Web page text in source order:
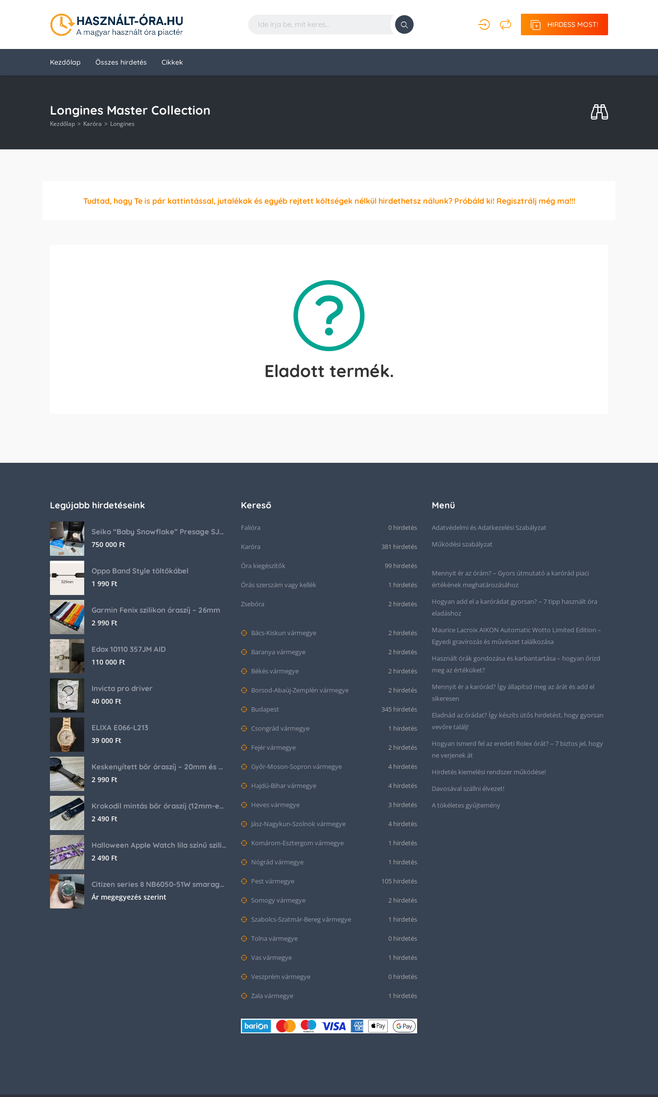
HIRDESS MOST!
Kezdőlap Összes hirdetés Cikkek
Longines Master Collection
Kezdőlap Karóra Longines
Tudtad, hogy Te is pár kattintással, jutalékok és egyéb rejtett költségek nélkül hirdethetsz nálunk? Próbáld ki! Regisztrálj még ma!!!
Eladott termék.
Legújabb hirdetéseink
Seiko “Baby Snowflake” Presage SJE073J1/SARA015 Limited Edition
750 000 Ft
Oppo Band Style töltőkábel
1 990 Ft
Garmin Fenix szilikon óraszíj – 26mm
2 990 Ft
Edox 10110 357JM AID
110 000 Ft
Invicta pro driver
40 000 Ft
ELIXA E066-L213
39 000 Ft
Keskenyített bőr óraszíj – 20mm és 22mm méretben
2 990 Ft
Krokodil mintás bőr óraszíj (12mm-es befogóval rendelkező órához)
2 490 Ft
Halloween Apple Watch lila színű szilikon óraszíj
2 490 Ft
Citizen series 8 NB6050-51W smaragd színű számlappal
Ár megegyezés szerint
Kereső
Falióra 0 hirdetés
Karóra 381 hirdetés
Óra kiegészítők 99 hirdetés
Órás szerszám vagy kellék 1 hirdetés
Zsebóra 2 hirdetés
Bács-Kiskun vármegye 2 hirdetés
Baranya vármegye 2 hirdetés
Békés vármegye 2 hirdetés
Borsod-Abaúj-Zemplén vármegye 2 hirdetés
Budapest 345 hirdetés
Csongrád vármegye 1 hirdetés
Fejér vármegye 2 hirdetés
Győr-Moson-Sopron vármegye 4 hirdetés
Hajdú-Bihar vármegye 4 hirdetés
Heves vármegye 3 hirdetés
Jász-Nagykun-Szolnok vármegye 4 hirdetés
Komárom-Esztergom vármegye 1 hirdetés
Nógrád vármegye 1 hirdetés
Pest vármegye 105 hirdetés
Somogy vármegye 2 hirdetés
Szabolcs-Szatmár-Bereg vármegye 1 hirdetés
Tolna vármegye 0 hirdetés
Vas vármegye 1 hirdetés
Veszprém vármegye 0 hirdetés
Zala vármegye 1 hirdetés
Menü
Adatvédelmi és Adatkezelési Szabályzat
Működési szabályzat
Mennyit ér az órám? – Gyors útmutató a karórád piaci
értékének meghatározásához
Hogyan add el a karórádat gyorsan? – 7 tipp használt óra
eladáshoz
Maurice Lacroix AIKON Automatic Wotto Limited Edition –
Egyedi gravírozás és művészet találkozása
Használt órák gondozása és karbantartása – hogyan őrizd
meg az értéküket?
Mennyit ér a karórád? Így állapítsd meg az árát és add el
sikeresen
Eladnád az órádat? Így készíts ütős hirdetést, hogy gyorsan
vevőre találj!
Hogyan ismerd fel az eredeti Rolex órát? – 7 biztos jel, hogy
ne verjenek át
Hirdetés kiemelési rendszer működése!
Davosával szállni élvezet!
A tökéletes gyűjtemény